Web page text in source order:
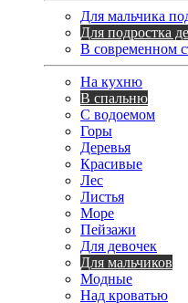
Для мальчика
Для подростка
В современном
На кухню
В спальню
С водоемом
Горы
Деревья
Красивые
Лес
Листья
Море
Пейзажи
Для девочек
Для мальчиков
Модные
Над кроватью